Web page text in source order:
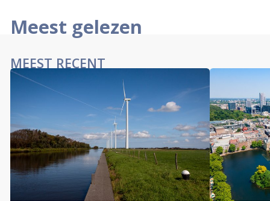
Meest gelezen
MEEST RECENT